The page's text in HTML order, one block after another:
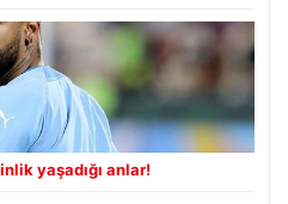
yaşadığı anlar!